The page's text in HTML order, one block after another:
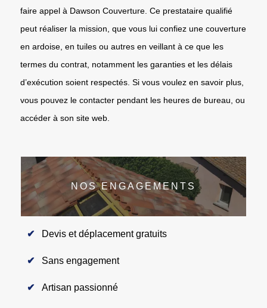
faire appel à Dawson Couverture. Ce prestataire qualifié
peut réaliser la mission, que vous lui confiez une couverture
en ardoise, en tuiles ou autres en veillant à ce que les
termes du contrat, notamment les garanties et les délais
d’exécution soient respectés. Si vous voulez en savoir plus,
vous pouvez le contacter pendant les heures de bureau, ou
accéder à son site web.
NOS ENGAGEMENTS
Devis et déplacement gratuits
Sans engagement
Artisan passionné